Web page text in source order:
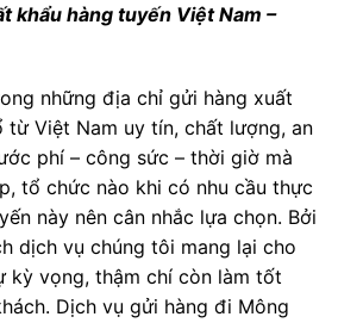
khẩu hàng tuyến Việt Nam –
những địa chỉ gửi hàng xuất
từ Việt Nam uy tín, chất lượng, an
phí – công sức – thời giờ mà
tổ chức nào khi có nhu cầu thực
này nên cân nhắc lựa chọn. Bởi
dịch vụ chúng tôi mang lại cho
kỳ vọng, thậm chí còn làm tốt
Dịch vụ gửi hàng đi Mông